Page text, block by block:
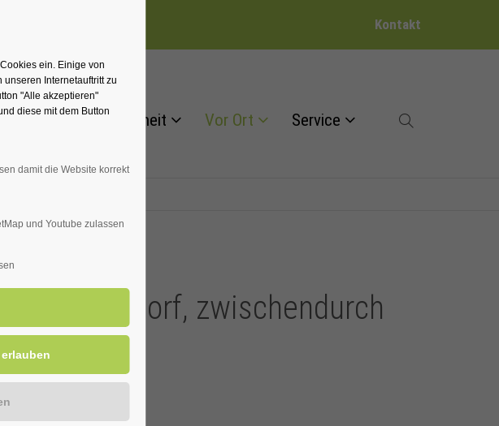
Kontakt
Für Ihre Gesundheit Vor Ort Service
Sassendorf, zwischendurch
ein. Einige von
Internetauftritt zu
"Alle akzeptieren"
diese mit dem Button
damit die Website korrekt
und Youtube zulassen